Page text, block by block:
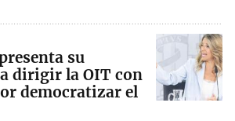
su
dirigir la OIT con
democratizar el